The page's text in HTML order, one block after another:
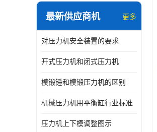
最新供应商机 更多
对压力机安全装置的要求
开式压力机和闭式压力机
模锻锤和模锻压力机的区别
机械压力机用平衡缸行业标准
压力机上下模调整图示